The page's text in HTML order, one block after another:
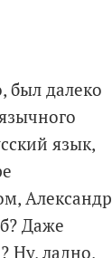
был далеко
язык,
Александр
Даже
Ну, ладно,